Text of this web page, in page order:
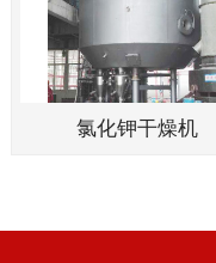
氯化钾干燥机